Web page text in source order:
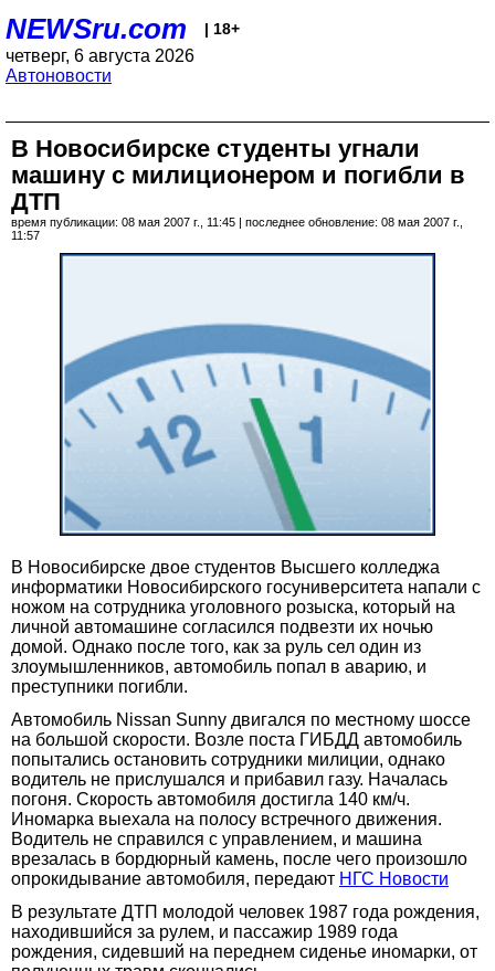
NEWSru.com | 18+
четверг, 6 августа 2026
Автоновости
В Новосибирске студенты угнали
машину с милиционером и погибли в
ДТП
время публикации: 08 мая 2007 г., 11:45 | последнее обновление: 08 мая 2007 г.,
11:57
В Новосибирске двое студентов Высшего колледжа
информатики Новосибирского госуниверситета напали с
ножом на сотрудника уголовного розыска, который на
личной автомашине согласился подвезти их ночью
домой. Однако после того, как за руль сел один из
злоумышленников, автомобиль попал в аварию, и
преступники погибли.
Автомобиль Nissan Sunny двигался по местному шоссе
на большой скорости. Возле поста ГИБДД автомобиль
попытались остановить сотрудники милиции, однако
водитель не прислушался и прибавил газу. Началась
погоня. Скорость автомобиля достигла 140 км/ч.
Иномарка выехала на полосу встречного движения.
Водитель не справился с управлением, и машина
врезалась в бордюрный камень, после чего произошло
опрокидывание автомобиля, передают НГС Новости
В результате ДТП молодой человек 1987 года рождения,
находившийся за рулем, и пассажир 1989 года
рождения, сидевший на переднем сиденье иномарки, от